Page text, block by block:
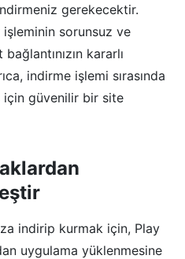
gerekecektir.
sorunsuz ve
kararlı
indirme işlemi sırasında
için güvenilir bir site
indirip kurmak için, Play
uygulama yüklenmesine